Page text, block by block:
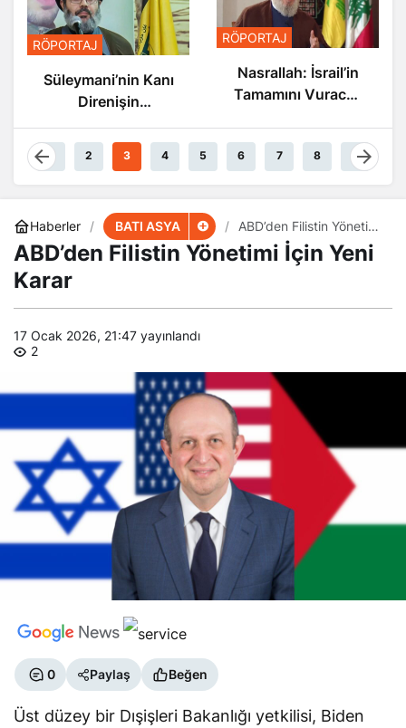
RÖPORTAJ
Süleymani’nin Kanı
Direnişin
Akıyor
RÖPORTAJ
Nasrallah: İsrail’in
Tamamını Vuracak
1 2 3 4 5 6 7 8 9
Haberler BATI ASYA
ABD’den Filistin Yönetimi
İçin Yeni Karar
ABD’den Filistin Yönetimi İçin Yeni
Karar
17 Ocak 2026, 21:47 yayınlandı
2
0 Paylaş Beğen
Üst düzey bir Dışişleri Bakanlığı yetkilisi, Biden